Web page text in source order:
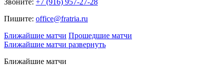
Звоните: +7 (916) 957-27-28
Пишите: office@fratria.ru
Ближайшие матчи Прошедшие матчи
Ближайшие матчи развернуть
Ближайшие матчи